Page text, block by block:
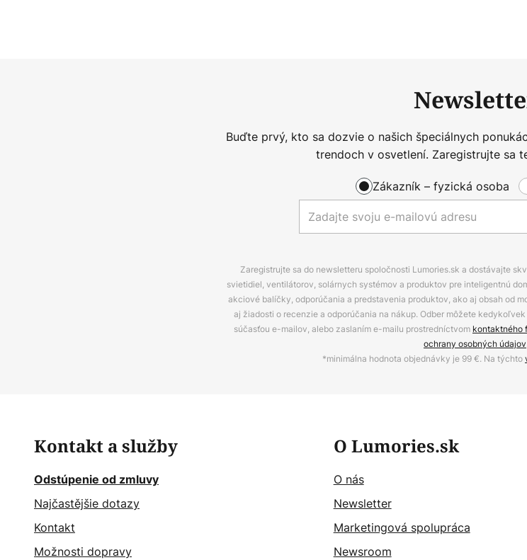
Buďte prvý, kto sa dozvie o našich špeciálnych
trendoch v osvetlení. Zaregistrujte sa
Zákazník – fyzická osoba
Zaregistrujte sa do newsletteru spoločnosti Lumories.sk a dostávajte
svietidiel, ventilátorov, solárnych systémov a produktov pre inteligentnú
akciové balíčky, odporúčania a predstavenia produktov, ako aj obsah od
aj žiadosti o recenzie a odporúčania na nákup. Odber môžete
súčasťou e-mailov, alebo zaslaním e-mailu prostredníctvom kontaktného
ochrany osobných údajov
*minimálna hodnota objednávky je 99 €. Na týchto
Kontakt a služby
Odstúpenie od zmluvy
Najčastějšie dotazy
Kontakt
Možnosti dopravy
O Lumories.sk
O nás
Newsletter
Marketingová spolupráca
Newsroom